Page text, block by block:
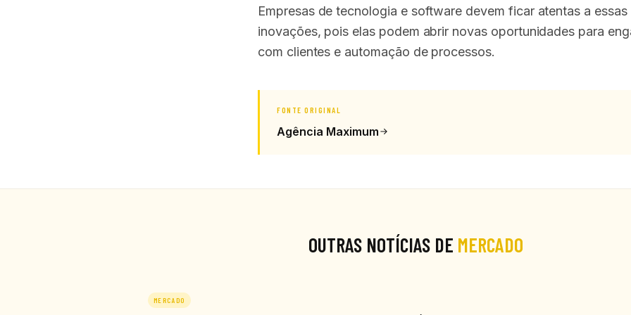
Empresas de tecnologia e software devem ficar atentas a essas
inovações, pois elas podem abrir novas oportunidades para
com clientes e automação de processos.
FONTE ORIGINAL
Agência Maximum
OUTRAS NOTÍCIAS DE MERCADO
MERCADO